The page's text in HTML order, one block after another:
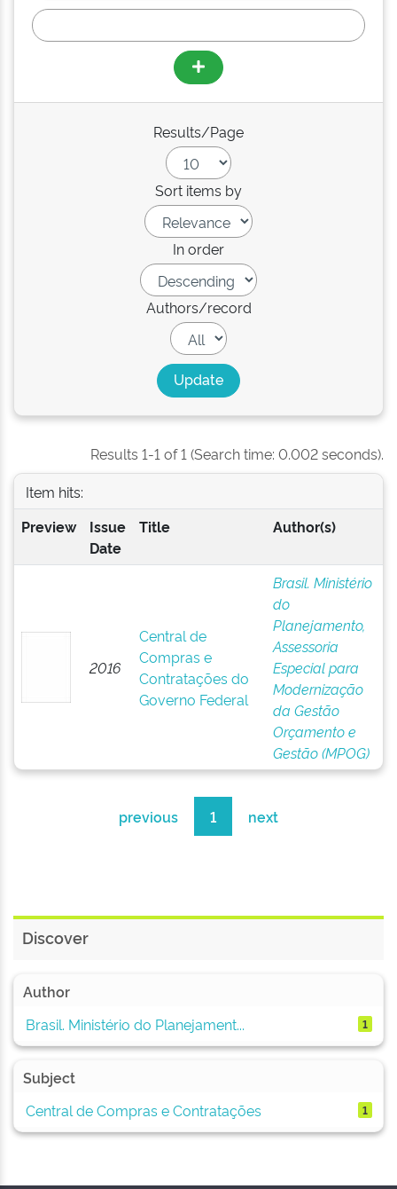
Results/Page
Sort items by
In order
Authors/record
Results 1-1 of 1 (Search time: 0.002 seconds).
Item hits:
Preview
Issue
Date
Title Author(s)
2016
Central de
Compras e
Contratações do
Governo Federal
Brasil. Ministério
do
Planejamento,
Assessoria
Especial para
Modernização
da Gestão
Orçamento e
Gestão (MPOG)
previous 1 next
Discover
Author
Brasil. Ministério do Planejament...
1
Subject
Central de Compras e Contratações
1